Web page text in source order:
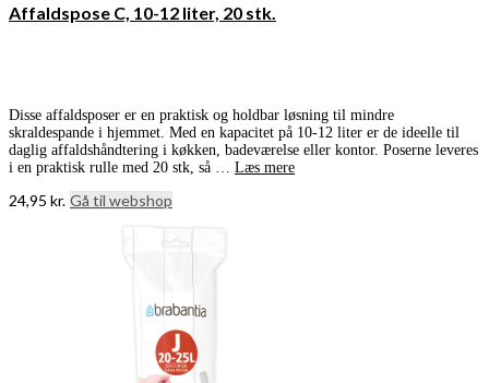
Affaldspose C, 10-12 liter, 20 stk.
Disse affaldsposer er en praktisk og holdbar løsning til mindre
skraldespande i hjemmet. Med en kapacitet på 10-12 liter er de ideelle til
daglig affaldshåndtering i køkken, badeværelse eller kontor. Poserne leveres
i en praktisk rulle med 20 stk, så … Læs mere
24,95 kr. Gå til webshop